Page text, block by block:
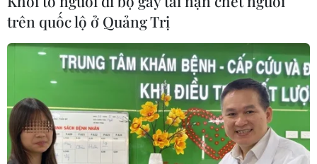
TIN CÙNG CHUYÊN MỤC
Hướng tới mục tiêu quy mô dự trữ
đạt 1% GDP vào năm 2030
06/08/2026 10:23
trên quốc lộ ở Quảng Trị